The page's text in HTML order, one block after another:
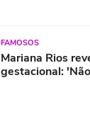
FAMOSOS
Mariana Rios
gestacional: